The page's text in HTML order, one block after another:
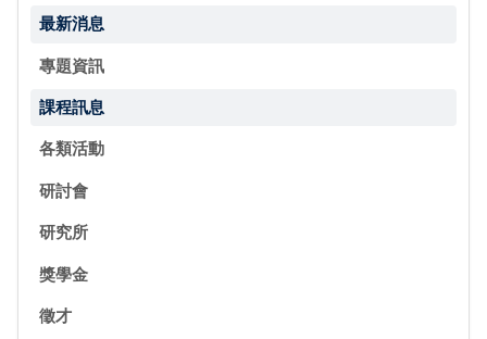
最新消息
專題資訊
課程訊息
各類活動
研討會
研究所
獎學金
徵才